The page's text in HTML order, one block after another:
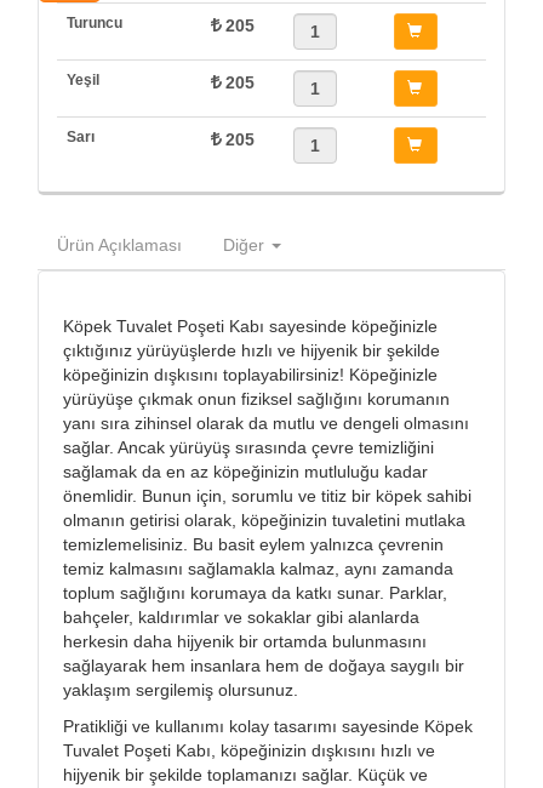
Turuncu 205
Yeşil 205
Sarı 205
Ürün Açıklaması Diğer
Köpek Tuvalet Poşeti Kabı sayesinde köpeğinizle
çıktığınız yürüyüşlerde hızlı ve hijyenik bir şekilde
köpeğinizin dışkısını toplayabilirsiniz! Köpeğinizle
yürüyüşe çıkmak onun fiziksel sağlığını korumanın
yanı sıra zihinsel olarak da mutlu ve dengeli olmasını
sağlar. Ancak yürüyüş sırasında çevre temizliğini
sağlamak da en az köpeğinizin mutluluğu kadar
önemlidir. Bunun için, sorumlu ve titiz bir köpek sahibi
olmanın getirisi olarak, köpeğinizin tuvaletini mutlaka
temizlemelisiniz. Bu basit eylem yalnızca çevrenin
temiz kalmasını sağlamakla kalmaz, aynı zamanda
toplum sağlığını korumaya da katkı sunar. Parklar,
bahçeler, kaldırımlar ve sokaklar gibi alanlarda
herkesin daha hijyenik bir ortamda bulunmasını
sağlayarak hem insanlara hem de doğaya saygılı bir
yaklaşım sergilemiş olursunuz.
Pratikliği ve kullanımı kolay tasarımı sayesinde Köpek
Tuvalet Poşeti Kabı, köpeğinizin dışkısını hızlı ve
hijyenik bir şekilde toplamanızı sağlar. Küçük ve